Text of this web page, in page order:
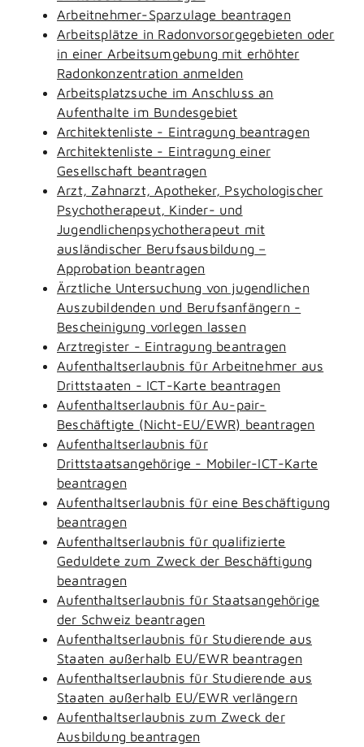
Arbeitnehmer-Sparzulage beantragen
Arbeitsplätze in Radonvorsorgegebieten oder
in einer Arbeitsumgebung mit erhöhter
Radonkonzentration anmelden
Arbeitsplatzsuche im Anschluss an
Aufenthalte im Bundesgebiet
Architektenliste - Eintragung beantragen
Architektenliste - Eintragung einer
Gesellschaft beantragen
Arzt, Zahnarzt, Apotheker, Psychologischer
Psychotherapeut, Kinder- und
Jugendlichenpsychotherapeut mit
ausländischer Berufsausbildung –
Approbation beantragen
Ärztliche Untersuchung von jugendlichen
Auszubildenden und Berufsanfängern -
Bescheinigung vorlegen lassen
Arztregister - Eintragung beantragen
Aufenthaltserlaubnis für Arbeitnehmer aus
Drittstaaten - ICT-Karte beantragen
Aufenthaltserlaubnis für Au-pair-
Beschäftigte (Nicht-EU/EWR) beantragen
Aufenthaltserlaubnis für
Drittstaatsangehörige - Mobiler-ICT-Karte
beantragen
Aufenthaltserlaubnis für eine Beschäftigung
beantragen
Aufenthaltserlaubnis für qualifizierte
Geduldete zum Zweck der Beschäftigung
beantragen
Aufenthaltserlaubnis für Staatsangehörige
der Schweiz beantragen
Aufenthaltserlaubnis für Studierende aus
Staaten außerhalb EU/EWR beantragen
Aufenthaltserlaubnis für Studierende aus
Staaten außerhalb EU/EWR verlängern
Aufenthaltserlaubnis zum Zweck der
Ausbildung beantragen